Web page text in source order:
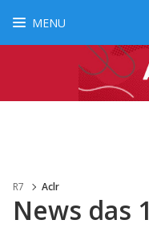
MENU
R7 Aclr
News das